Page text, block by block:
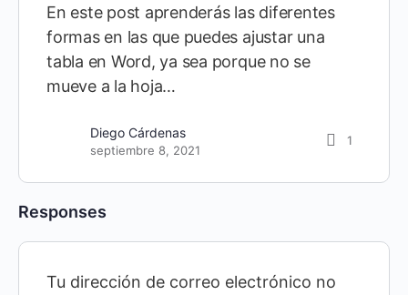
En este post aprenderás las diferentes
formas en las que puedes ajustar una
tabla en Word, ya sea porque no se
mueve a la hoja…
Diego Cárdenas
septiembre 8, 2021
1
Responses
Tu dirección de correo electrónico no